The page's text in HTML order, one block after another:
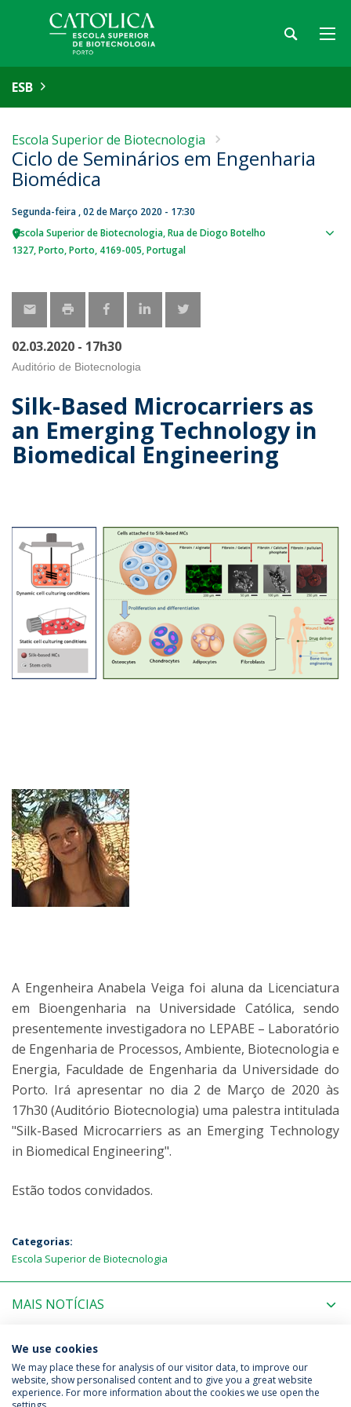
ESB
Escola Superior de Biotecnologia
Ciclo de Seminários em Engenharia
Biomédica
Segunda-feira , 02 de Março 2020 - 17:30
Escola Superior de Biotecnologia Rua de Diogo Botelho
1327 Porto Porto 4169-005 Portugal
02.03.2020 - 17h30
Auditório de Biotecnologia
Silk-Based Microcarriers as
an Emerging Technology in
Biomedical Engineering
A Engenheira Anabela Veiga foi aluna da Licenciatura
em Bioengenharia na Universidade Católica, sendo
presentemente investigadora no LEPABE – Laboratório
de Engenharia de Processos, Ambiente, Biotecnologia e
Energia, Faculdade de Engenharia da Universidade do
Porto. Irá apresentar no dia 2 de Março de 2020 às
17h30 (Auditório Biotecnologia) uma palestra intitulada
"Silk-Based Microcarriers as an Emerging Technology
in Biomedical Engineering".
Estão todos convidados.
Categorias:
Escola Superior de Biotecnologia
MAIS NOTÍCIAS
PRÓXIMOS EVENTOS
Política de Privacidade
Termos & Condições
We use cookies
We may place these for analysis of our visitor data, to improve our
website, show personalised content and to give you a great website
experience. For more information about the cookies we use open the